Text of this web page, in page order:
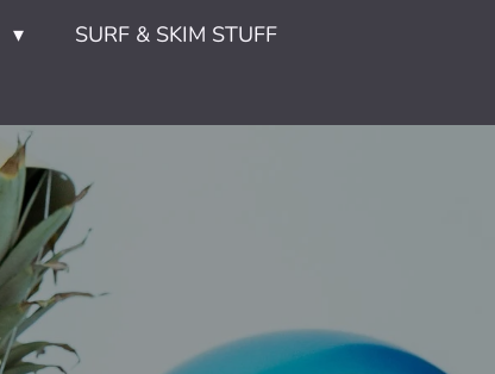
SURF & SKIM STUFF